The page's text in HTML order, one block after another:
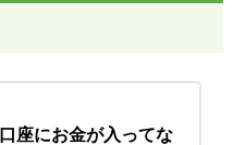
座にお金が入ってな